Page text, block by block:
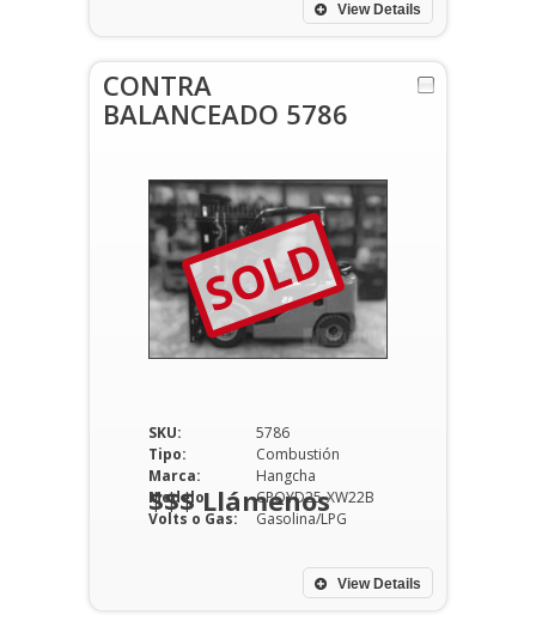
View Details
CONTRA
BALANCEADO 5786
SOLD
SKU:
5786
Tipo:
Combustión
Marca:
Hangcha
Modelo:
CPQYD25-XW22B
Volts o Gas:
Gasolina/LPG
View Details
$$$ Llámenos